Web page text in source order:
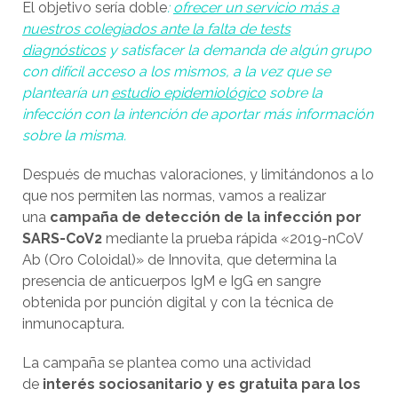
El objetivo sería doble: ofrecer un servicio más a
nuestros colegiados ante la falta de tests
diagnósticosy satisfacer la demanda de algún grupo
con difícil acceso a los mismos, a la vez que se
plantearía un estudio epidemiológico sobre la
infección con la intención de aportar más información
sobre la misma.
Después de muchas valoraciones, y limitándonos a lo
que nos permiten las normas, vamos a realizar
una campaña de detección de la infección por
SARS-CoV2 mediante la prueba rápida «2019-nCoV
Ab (Oro Coloidal)» de Innovita, que determina la
presencia de anticuerpos IgM e IgG en sangre
obtenida por punción digital y con la técnica de
inmunocaptura.
La campaña se plantea como una actividad
de interés sociosanitario y es gratuita para los